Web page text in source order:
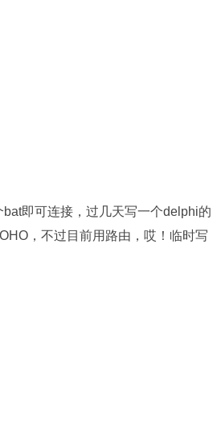
即可连接，过几天写一个delphi的
，不过目前用路由，哎！临时写